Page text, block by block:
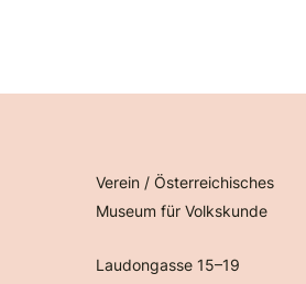
Verein / Österreichisches
Museum für Volkskunde
Laudongasse 15–19